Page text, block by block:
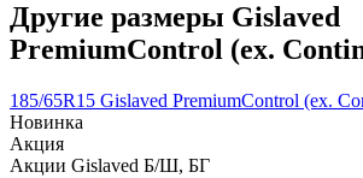
Другие размеры Gislaved
PremiumControl (ex.
185/65R15 Gislaved PremiumControl (ex.
Новинка
Акция
Акции Gislaved Б/Ш, БГ